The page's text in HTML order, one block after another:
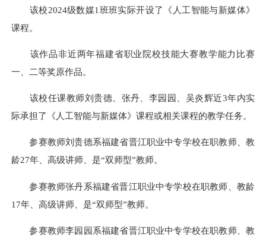
该校2024级数媒1班班实际开设了《人工智能与新媒体》
课程。
该作品非近两年福建省职业院校技能大赛教学能力比赛
一、二等奖原作品。
该校任课教师刘贵德、张丹、李园园、吴炎辉近3年内实
际承担了《人工智能与新媒体》课程或相关课程的教学任务。
参赛教师刘贵德系福建省晋江职业中专学校在职教师、教
龄27年、高级讲师、是“双师型”教师。
参赛教师张丹系福建省晋江职业中专学校在职教师、教龄
17年、高级讲师、是“双师型”教师。
参赛教师李园园系福建省晋江职业中专学校在职教师、教